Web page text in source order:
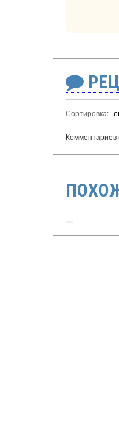
Сортировка:
Комментариев